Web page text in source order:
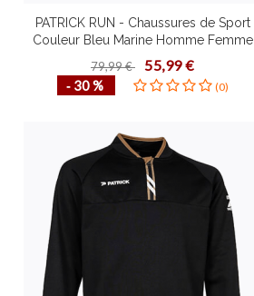
PATRICK RUN - Chaussures de Sport
Couleur Bleu Marine Homme Femme
Haute Qualité Plusieurs Pointures Idéal
Course à Pied
79,99 € 55,99 €
‐ 30 % (0)